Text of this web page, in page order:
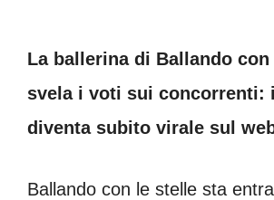
La ballerina di Ballando
svela i voti sui concorrenti:
diventa subito virale sul
Ballando con le stelle sta